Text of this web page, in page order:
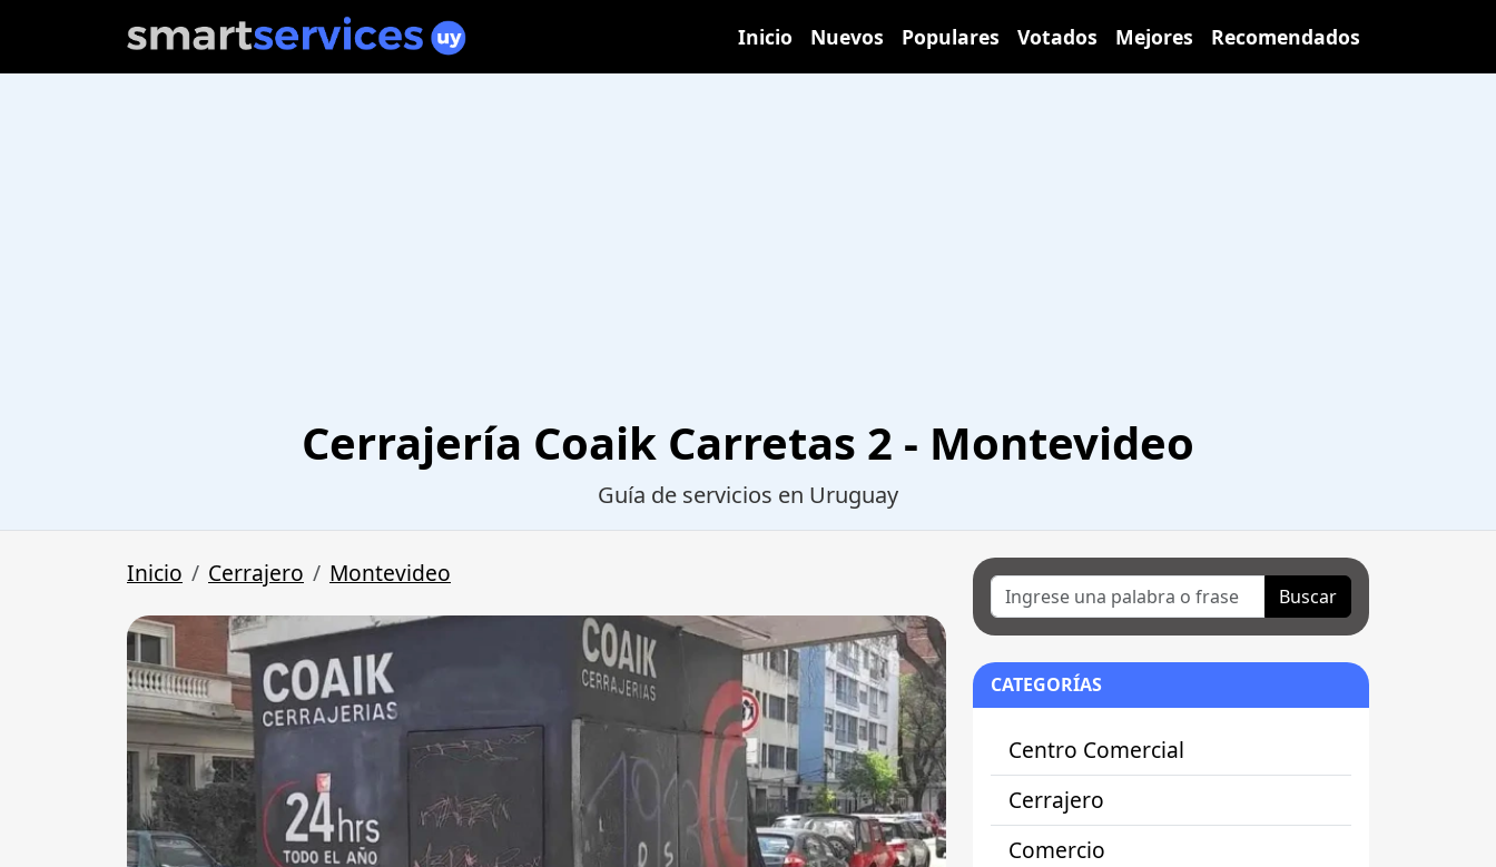
Inicio Nuevos Populares Votados Mejores Recomendados
Cerrajería Coaik Carretas 2 - Montevideo
Guía de servicios en Uruguay
Inicio Cerrajero Montevideo
Buscar
CATEGORÍAS
Centro Comercial
Cerrajero
Comercio